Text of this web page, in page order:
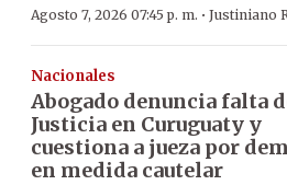
Agosto 7, 2026 07:45 p. m. · Justiniano
Nacionales
Abogado denuncia falta
Justicia en Curuguaty y
cuestiona a jueza por
en medida cautelar